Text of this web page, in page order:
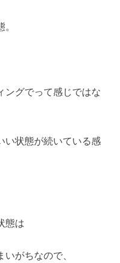
ングでって感じではな
い状態が続いている感
態は
がちなので、